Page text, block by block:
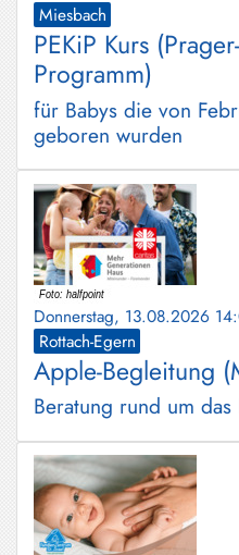
Miesbach
PEKiP Kurs
Programm)
für Babys die von
geboren wurden
Donnerstag, 13.08.2026
Rottach-Egern
Apple-Begleitung
Beratung rund um das